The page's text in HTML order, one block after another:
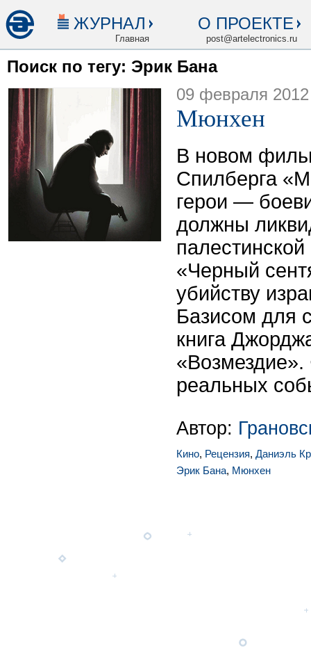
ЖУРНАЛ
Главная
О ПРОЕКТЕ
post@artelectronics.ru
Поиск по тегу: Эрик Бана
09 февраля 2012
Мюнхен
В новом
Спилберга
герои —
должны
«Черный
убийству
Базисом для
книга
реальных
Автор:
Кино, Рецензия, Даниэль
Эрик Бана, Мюнхен